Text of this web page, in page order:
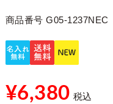
商品番号 G05-1237NEC
¥6,380 税込